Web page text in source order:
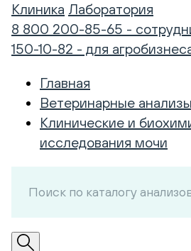
Клиника Лаборатория
8 800 200-85-65 -
150-10-82 - для
Главная
Ветеринарные анализы
Клинические и
исследования мочи